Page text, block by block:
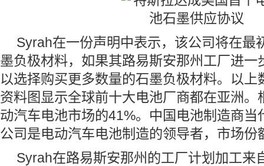
Syrah在一份声明中表示，该公司将在最
墨负极材料，如果其路易斯安那州工厂进一
以选择购买更多数量的石墨负极材料。以上
资料图显示全球前十大电池厂商都在亚洲。
动汽车电池市场的41%。中国电池制造商当
公司是电动汽车电池制造的领导者，市场份
Syrah在路易斯安那州的工厂计划加工来